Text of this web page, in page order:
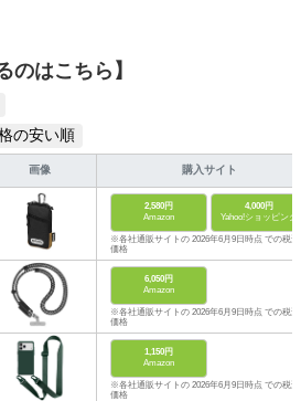
のはこちら】
の安い順
画像 購入サイト
2,580円
Amazon
4,000円
Yahoo!ショッピング
※各社通販サイトの 2026年6月9日時点 での税込
価格
6,050円
Amazon
※各社通販サイトの 2026年6月9日時点 での税込
価格
1,150円
Amazon
※各社通販サイトの 2026年6月9日時点 での税込
価格